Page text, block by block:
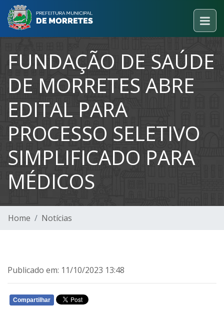
FUNDAÇÃO DE SAÚDE
DE MORRETES ABRE
EDITAL PARA
PROCESSO SELETIVO
SIMPLIFICADO PARA
MÉDICOS
Home Notícias
Publicado em: 11/10/2023 13:48
Compartilhar